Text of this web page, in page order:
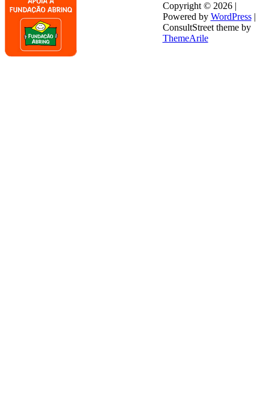
Copyright © 2026 |
Powered by WordPress |
ConsultStreet theme by
ThemeArile